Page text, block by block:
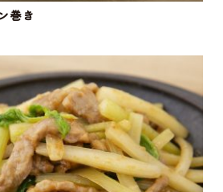
巻き